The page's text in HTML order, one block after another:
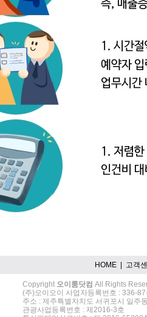
HOME 고객
Copyright 오이룸닷컴 All Rights
(주)오이오이 사업자등록번호 : 336-
주소 : 제주특별자치도 서귀포시 일주
관광사업등록번호 : 제2016-3호